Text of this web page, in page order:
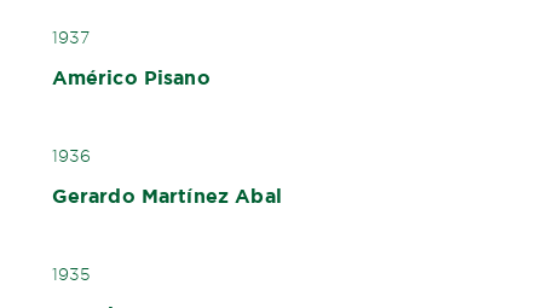
1937
Américo Pisano
1936
Gerardo Martínez Abal
1935